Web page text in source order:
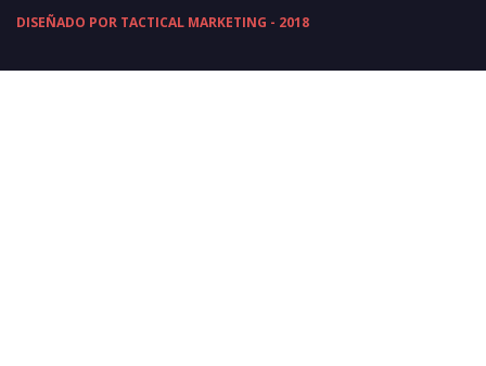
DISEÑADO POR TACTICAL MARKETING - 2018